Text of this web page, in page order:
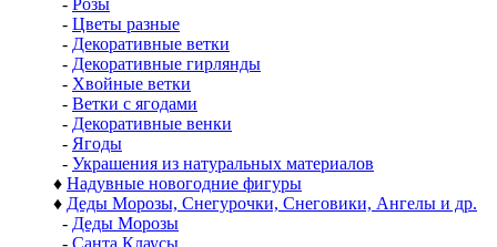
- Розы
- Цветы разные
- Декоративные ветки
- Декоративные гирлянды
- Хвойные ветки
- Ветки с ягодами
- Декоративные венки
- Ягоды
- Украшения из натуральных материалов
♦ Надувные новогодние фигуры
♦ Деды Морозы, Снегурочки, Снеговики, Ангелы и др.
- Деды Морозы
- Санта Клаусы